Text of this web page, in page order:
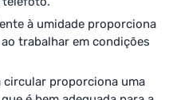
à umidade proporciona
trabalhar em condições
circular proporciona uma